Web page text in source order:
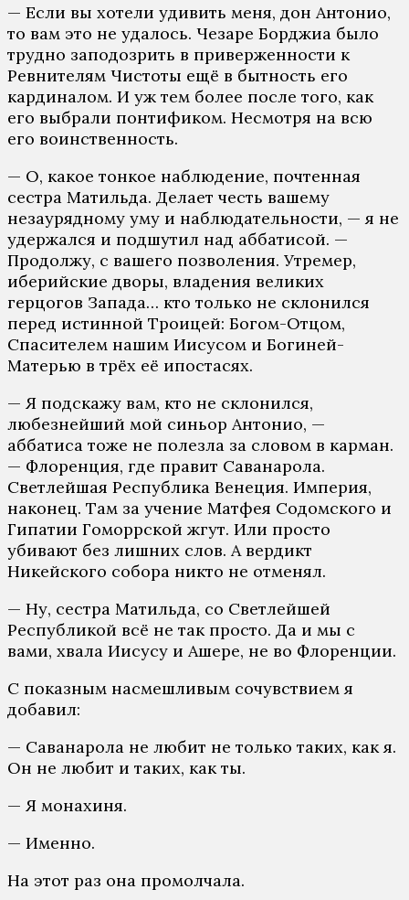
— Если вы хотели удивить меня, дон Антонио,
то вам это не удалось. Чезаре Борджиа было
трудно заподозрить в приверженности к
Ревнителям Чистоты ещё в бытность его
кардиналом. И уж тем более после того, как
его выбрали понтификом. Несмотря на всю
его воинственность.
— О, какое тонкое наблюдение, почтенная
сестра Матильда. Делает честь вашему
незаурядному уму и наблюдательности, — я не
удержался и подшутил над аббатисой. —
Продолжу, с вашего позволения. Утремер,
иберийские дворы, владения великих
герцогов Запада… кто только не склонился
перед истинной Троицей: Богом-Отцом,
Спасителем нашим Иисусом и Богиней-
Матерью в трёх её ипостасях.
— Я подскажу вам, кто не склонился,
любезнейший мой синьор Антонио, —
аббатиса тоже не полезла за словом в карман.
— Флоренция, где правит Саванарола.
Светлейшая Республика Венеция. Империя,
наконец. Там за учение Матфея Содомского и
Гипатии Гоморрской жгут. Или просто
убивают без лишних слов. А вердикт
Никейского собора никто не отменял.
— Ну, сестра Матильда, со Светлейшей
Республикой всё не так просто. Да и мы с
вами, хвала Иисусу и Ашере, не во Флоренции.
С показным насмешливым сочувствием я
добавил:
— Саванарола не любит не только таких, как я.
Он не любит и таких, как ты.
— Я монахиня.
— Именно.
На этот раз она промолчала.